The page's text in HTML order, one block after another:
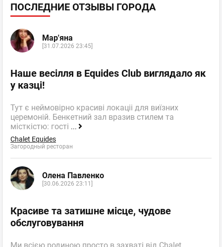
ПОСЛЕДНИЕ ОТЗЫВЫ ГОРОДА
Мар'яна
[31.07.2026 23:45]
Наше весілля в Equides Club виглядало як
у казці!
Тут є неймовірно красиві локаціі для виїзних
церемоній. Бенкетний зал вразив стилем та
місткістю: гості ...
Chalet Equides
Загородный ресторан
Олена Павленко
[30.06.2026 23:11]
Красиве та затишне місце, чудове
обслуговування
Ми всією родиною просто в захваті від Chalet